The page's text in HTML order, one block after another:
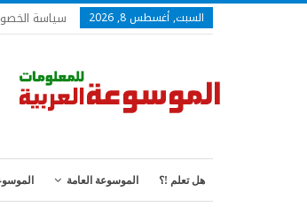
السبت, أغسطس 8, 2026 سياسة
هل تعلم !؟ الموسوعة العامة